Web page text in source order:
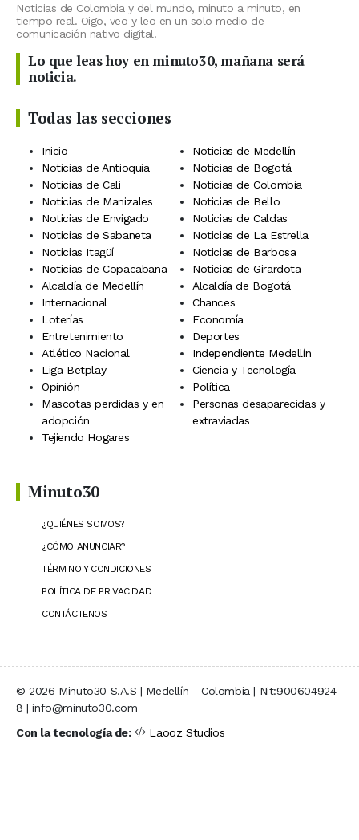
Noticias de Colombia y del mundo, minuto a minuto, en
tiempo real. Oigo, veo y leo en un solo medio de
comunicación nativo digital.
Lo que leas hoy en minuto30, mañana será
noticia.
Todas las secciones
Inicio
Noticias de Medellín
Noticias de Antioquia
Noticias de Bogotá
Noticias de Cali
Noticias de Colombia
Noticias de Manizales
Noticias de Bello
Noticias de Envigado
Noticias de Caldas
Noticias de Sabaneta
Noticias de La Estrella
Noticias Itagüí
Noticias de Barbosa
Noticias de Copacabana
Noticias de Girardota
Alcaldía de Medellín
Alcaldía de Bogotá
Internacional
Chances
Loterías
Economía
Entretenimiento
Deportes
Atlético Nacional
Independiente Medellín
Liga Betplay
Ciencia y Tecnología
Opinión
Política
Mascotas perdidas y en
adopción
Personas desaparecidas y
extraviadas
Tejiendo Hogares
Minuto30
¿QUIÉNES SOMOS?
¿CÓMO ANUNCIAR?
TÉRMINO Y CONDICIONES
POLÍTICA DE PRIVACIDAD
CONTÁCTENOS
© 2026 Minuto30 S.A.S | Medellín - Colombia | Nit:900604924-
8 | info@minuto30.com
Con la tecnología de:
Laooz Studios